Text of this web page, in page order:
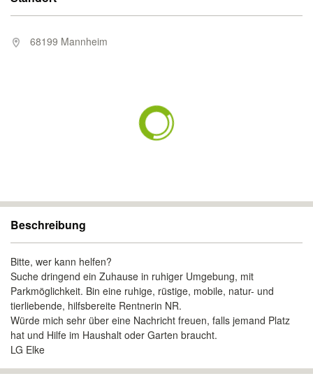
68199 Mannheim
Beschreibung
Bitte, wer kann helfen?
Suche dringend ein Zuhause in ruhiger Umgebung, mit
Parkmöglichkeit. Bin eine ruhige, rüstige, mobile, natur- und
tierliebende, hilfsbereite Rentnerin NR.
Würde mich sehr über eine Nachricht freuen, falls jemand Platz
hat und Hilfe im Haushalt oder Garten braucht.
LG Elke